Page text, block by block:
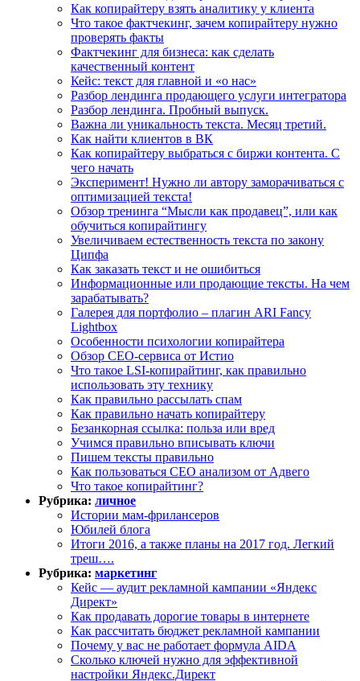
Как копирайтеру взять аналитику у клиента
Что такое фактчекинг, зачем копирайтеру нужно
проверять факты
Фактчекинг для бизнеса: как сделать
качественный контент
Кейс: текст для главной и «о нас»
Разбор лендинга продающего услуги интегратора
Разбор лендинга. Пробный выпуск.
Важна ли уникальность текста. Месяц третий.
Как найти клиентов в ВК
Как копирайтеру выбраться с биржи контента. С
чего начать
Эксперимент! Нужно ли автору заморачиваться с
оптимизацией текста!
Обзор тренинга “Мысли как продавец”, или как
обучиться копирайтингу
Увеличиваем естественность текста по закону
Ципфа
Как заказать текст и не ошибиться
Информационные или продающие тексты. На чем
зарабатывать?
Галерея для портфолио – плагин ARI Fancy
Lightbox
Особенности психологии копирайтера
Обзор СЕО-сервиса от Истио
Что такое LSI-копирайтинг, как правильно
использовать эту технику
Как правильно рассылать спам
Как правильно начать копирайтеру
Безанкорная ссылка: польза или вред
Учимся правильно вписывать ключи
Пишем тексты правильно
Как пользоваться СЕО анализом от Адвего
Что такое копирайтинг?
Рубрика: личное
Истории мам-фрилансеров
Юбилей блога
Итоги 2016, а также планы на 2017 год. Легкий
треш….
Рубрика: маркетинг
Кейс — аудит рекламной кампании «Яндекс
Директ»
Как продавать дорогие товары в интернете
Как рассчитать бюджет рекламной кампании
Почему у вас не работает формула AIDA
Сколько ключей нужно для эффективной
настройки Яндекс.Директ